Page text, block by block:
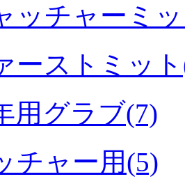
ッチャーミ
ーストミッ
用グラブ(7)
チャー用(5)